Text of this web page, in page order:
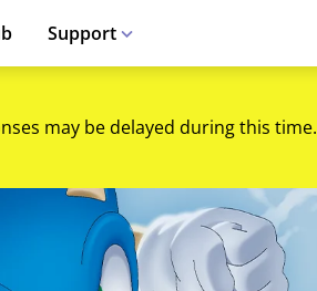
Support
may be delayed during this time.